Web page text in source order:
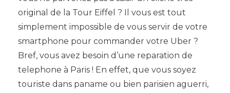
original de la Tour Eiffel ? Il vous est tout
simplement impossible de vous servir de votre
smartphone pour commander votre Uber ?
Bref, vous avez besoin d’une reparation de
telephone à Paris ! En effet, que vous soyez
touriste dans paname ou bien parisien aguerri,